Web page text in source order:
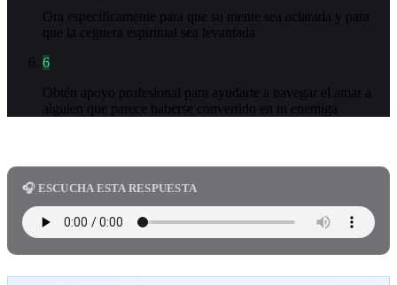
Ora específicamente para que su mente sea aclarada y para
que la ceguera espiritual sea levantada
6
Obtén apoyo profesional para ayudarte a navegar el amar a
alguien que parece haberse convertido en tu enemiga
🎧 ESCUCHA ESTA RESPUESTA